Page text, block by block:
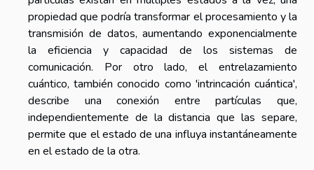
propiedad que podría transformar el procesamiento y la
transmisión de datos, aumentando exponencialmente
la eficiencia y capacidad de los sistemas de
comunicación. Por otro lado, el entrelazamiento
cuántico, también conocido como 'intrincación cuántica',
describe una conexión entre partículas que,
independientemente de la distancia que las separe,
permite que el estado de una influya instantáneamente
en el estado de la otra.